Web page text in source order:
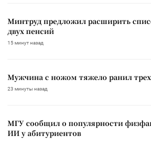
Минтруд предложил расширить
двух пенсий
15 минут назад
Мужчина с ножом тяжело ранил трех
23 минуты назад
МГУ сообщил о популярности
ИИ у абитуриентов